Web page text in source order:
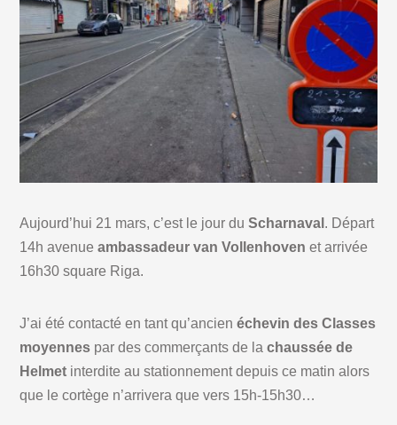
Aujourd’hui 21 mars, c’est le jour du Scharnaval . Départ
14h avenueambassadeur van Vollenhoven et arrivée
16h30 square Riga.
J’ai été contacté en tant qu’ancienéchevin des Classes
moyennes par des commerçants de lachaussée de
Helmet interdite au stationnement depuis ce matin alors
que le cortège n’arrivera que vers 15h-15h30…